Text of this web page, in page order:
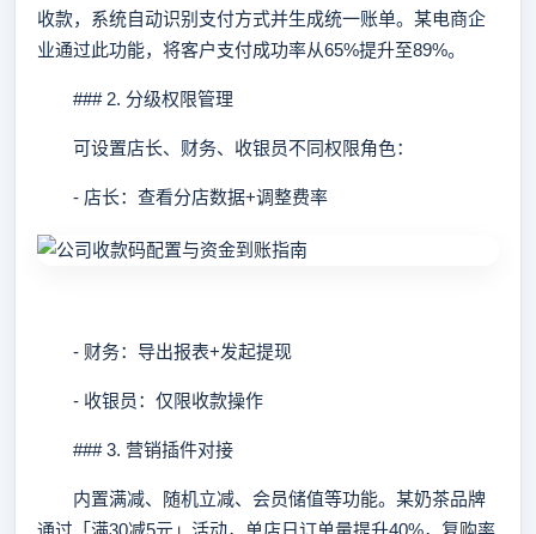
收款，系统自动识别支付方式并生成统一账单。某电商企
业通过此功能，将客户支付成功率从65%提升至89%。
### 2. 分级权限管理
可设置店长、财务、收银员不同权限角色：
- 店长：查看分店数据+调整费率
- 财务：导出报表+发起提现
- 收银员：仅限收款操作
### 3. 营销插件对接
内置满减、随机立减、会员储值等功能。某奶茶品牌
通过「满30减5元」活动，单店日订单量提升40%，复购率